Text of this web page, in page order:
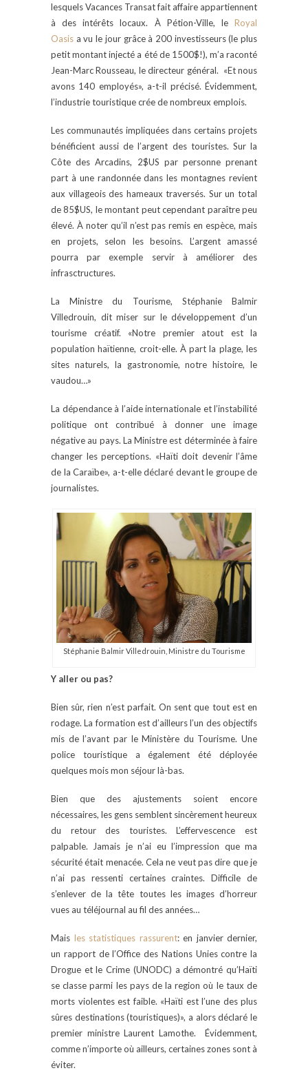
lesquels Vacances Transat fait affaire appartiennent
à des intérêts locaux. À Pétion-Ville, leRoyal
Oasis a vu le jour grâce à 200 investisseurs (le plus
petit montant injecté a été de 1500$!), m’a raconté
Jean-Marc Rousseau, le directeur général. «Et nous
avons 140 employés», a-t-il précisé. Évidemment,
l’industrie touristique crée de nombreux emplois.
Les communautés impliquées dans certains projets
bénéficient aussi de l’argent des touristes. Sur la
Côte des Arcadins, 2$US par personne prenant
part à une randonnée dans les montagnes revient
aux villageois des hameaux traversés. Sur un total
de 85$US, le montant peut cependant paraître peu
élevé. À noter qu’il n’est pas remis en espèce, mais
en projets, selon les besoins. L’argent amassé
pourra par exemple servir à améliorer des
infrasctructures.
La Ministre du Tourisme, Stéphanie Balmir
Villedrouin, dit miser sur le développement d’un
tourisme créatif. «Notre premier atout est la
population haïtienne, croit-elle. À part la plage, les
sites naturels, la gastronomie, notre histoire, le
vaudou…»
La dépendance à l’aide internationale et l’instabilité
politique ont contribué à donner une image
négative au pays. La Ministre est déterminée à faire
changer les perceptions. «Haïti doit devenir l’âme
de la Caraïbe», a-t-elle déclaré devant le groupe de
journalistes.
Stéphanie Balmir Villedrouin, Ministre du Tourisme
Y aller ou pas?
Bien sûr, rien n’est parfait. On sent que tout est en
rodage. La formation est d’ailleurs l’un des objectifs
mis de l’avant par le Ministère du Tourisme. Une
police touristique a également été déployée
quelques mois mon séjour là-bas.
Bien que des ajustements soient encore
nécessaires, les gens semblent sincèrement heureux
du retour des touristes. L’effervescence est
palpable. Jamais je n’ai eu l’impression que ma
sécurité était menacée. Cela ne veut pas dire que je
n’ai pas ressenti certaines craintes. Difficile de
s’enlever de la tête toutes les images d’horreur
vues au téléjournal au fil des années…
Mais les statistiques rassurent: en janvier dernier,
un rapport de l’Office des Nations Unies contre la
Drogue et le Crime (UNODC) a démontré qu’Haïti
se classe parmi les pays de la region où le taux de
morts violentes est faible. «Haïti est l’une des plus
sûres destinations (touristiques)», a alors déclaré le
premier ministre Laurent Lamothe. Évidemment,
comme n’importe où ailleurs, certaines zones sont à
éviter.